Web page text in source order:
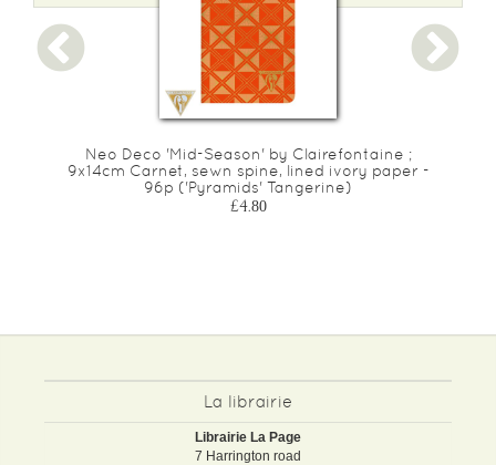
Neo Deco 'Mid-Season' by Clairefontaine ;
9x14cm Carnet, sewn spine, lined ivory paper -
96p ('Pyramids' Tangerine)
£4.80
La librairie
Librairie La Page
7 Harrington road